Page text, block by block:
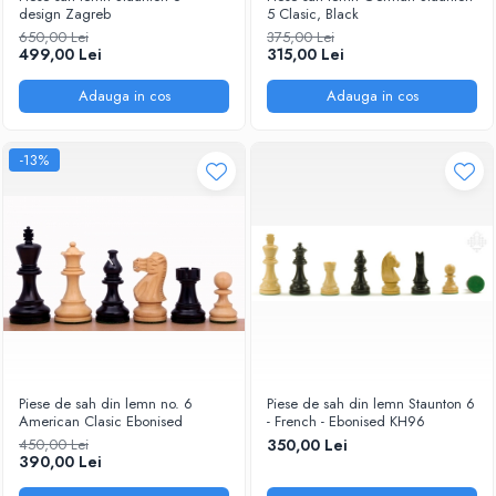
DGT
Finaluri
Instruire Generala
Instruire Generala
Lemn De Boxwood
Lemn De Carpen (hornbeam)
Piese de sah DGT
Piese De Sah Tematice Din Plastic
Piese Din Lemn
Piese sah electronice
Piese sah electronice
design Zagreb
650,00 Lei
499,00 Lei
Adauga in cos
5 Clasic, Black
375,00 Lei
315,00 Lei
Adauga in cos
-13%
Piese de sah din lemn no. 6
American Clasic Ebonised
450,00 Lei
390,00 Lei
Piese de sah din lemn Staunton 6
- French - Ebonised KH96
350,00 Lei